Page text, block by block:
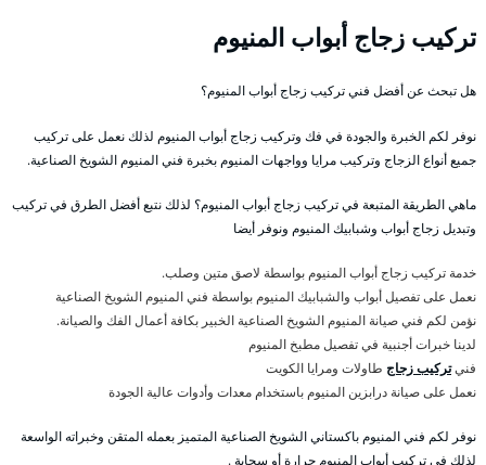
تركيب زجاج أبواب المنيوم
هل تبحث عن أفضل فني تركيب زجاج أبواب المنيوم؟
نوفر لكم الخبرة والجودة في فك وتركيب زجاج أبواب المنيوم لذلك نعمل على تركيب
جميع أنواع الزجاج وتركيب مرايا وواجهات المنيوم بخبرة فني المنيوم الشويخ الصناعية.
ماهي الطريقة المتبعة في تركيب زجاج أبواب المنيوم؟ لذلك نتبع أفضل الطرق في تركيب
وتبديل زجاج أبواب وشبابيك المنيوم ونوفر أيضا
خدمة تركيب زجاج أبواب المنيوم بواسطة لاصق متين وصلب.
نعمل على تفصيل أبواب والشبابيك المنيوم بواسطة فني المنيوم الشويخ الصناعية
نؤمن لكم فني صيانة المنيوم الشويخ الصناعية الخبير بكافة أعمال الفك والصيانة.
لدينا خبرات أجنبية في تفصيل مطبخ المنيوم
فنيتركيب زجاج طاولات ومرايا الكويت
نعمل على صيانة درابزين المنيوم باستخدام معدات وأدوات عالية الجودة
نوفر لكم فني المنيوم باكستاني الشويخ الصناعية المتميز بعمله المتقن وخبراته الواسعة
لذلك في تركيب أبواب المنيوم جرارة أو سحابة .